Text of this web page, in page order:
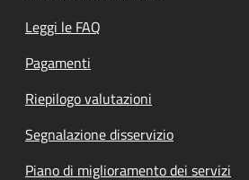
Leggi le FAQ
Pagamenti
Riepilogo valutazioni
Segnalazione disservizio
Piano di miglioramento dei servizi